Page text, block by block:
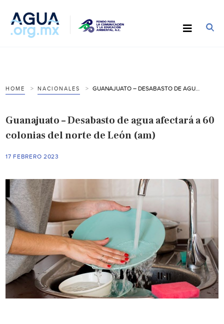
HOME NACIONALES
Guanajuato – Desabasto de agua afectará a 60
colonias del norte de León (am)
17 FEBRERO 2023